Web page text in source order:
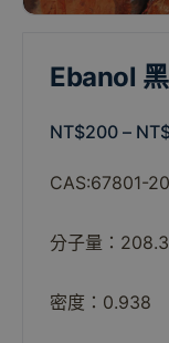
Ebanol
NT$200 –
CAS:67801-
分子量：
密度：0.938